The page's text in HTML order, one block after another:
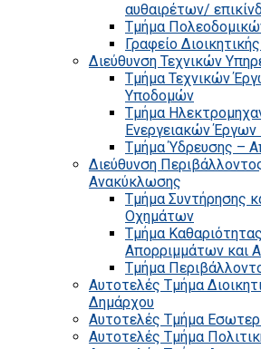
αυθαιρέτων/
Τμήμα
Γραφείο
Διεύθυνση Τεχνικών
Τμήμα Τεχνικών
Υποδομών
Τμήμα
Ενεργειακών Έργων
Τμήμα Ύδρευσης –
Διεύθυνση
Ανακύκλωσης
Τμήμα Συντήρησης
Οχημάτων
Τμήμα
Απορριμμάτων και
Τμήμα
Αυτοτελές Τμήμα
Δημάρχου
Αυτοτελές Τμήμα
Αυτοτελές Τμήμα